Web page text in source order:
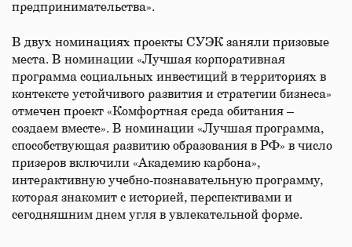
предпринимательства».
В двух номинациях проекты СУЭК заняли призовые
места. В номинации «Лучшая корпоративная
программа социальных инвестиций в территориях в
контексте устойчивого развития и стратегии бизнеса»
отмечен проект «Комфортная среда обитания –
создаем вместе». В номинации «Лучшая программа,
способствующая развитию образования в РФ» в число
призеров включили «Академию карбона»,
интерактивную учебно-познавательную программу,
которая знакомит с историей, перспективами и
сегодняшним днем угля в увлекательной форме.